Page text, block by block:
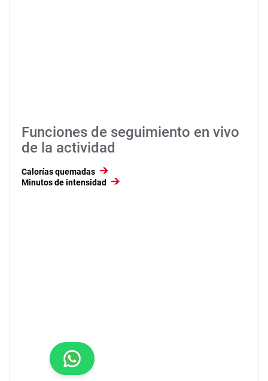
Funciones de seguimiento en vivo
de la actividad
Calorías quemadas
Minutos de intensidad